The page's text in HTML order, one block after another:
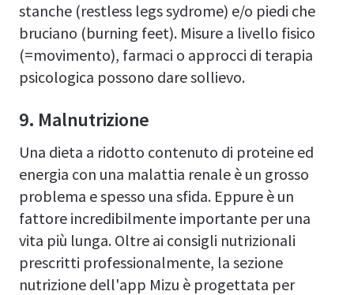
stanche (restless legs sydrome) e/o piedi che
bruciano (burning feet). Misure a livello fisico
(=movimento), farmaci o approcci di terapia
psicologica possono dare sollievo.
9. Malnutrizione
Una dieta a ridotto contenuto di proteine ed
energia con una malattia renale è un grosso
problema e spesso una sfida. Eppure è un
fattore incredibilmente importante per una
vita più lunga. Oltre ai consigli nutrizionali
prescritti professionalmente, la sezione
nutrizione dell'app Mizu è progettata per